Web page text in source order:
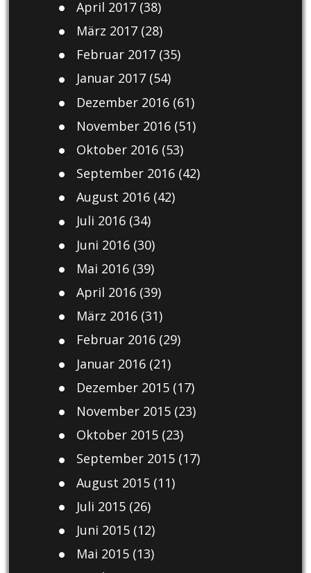
April 2017(38)
März 2017(28)
Februar 2017(35)
Januar 2017(54)
Dezember 2016(61)
November 2016(51)
Oktober 2016(53)
September 2016(42)
August 2016(42)
Juli 2016(34)
Juni 2016(30)
Mai 2016(39)
April 2016(39)
März 2016(31)
Februar 2016(29)
Januar 2016(21)
Dezember 2015(17)
November 2015(23)
Oktober 2015(23)
September 2015(17)
August 2015(11)
Juli 2015(26)
Juni 2015(12)
Mai 2015(13)